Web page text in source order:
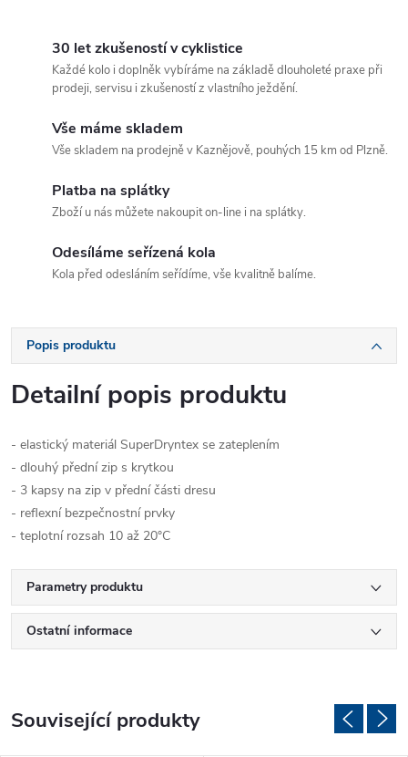
30 let zkušeností v cyklistice
Každé kolo i doplněk vybíráme na základě dlouholeté praxe při
prodeji, servisu i zkušeností z vlastního ježdění.
Vše máme skladem
Vše skladem na prodejně v Kaznějově, pouhých 15 km od Plzně.
Platba na splátky
Zboží u nás můžete nakoupit on-line i na splátky.
Odesíláme seřízená kola
Kola před odesláním seřídíme, vše kvalitně balíme.
Popis produktu
Detailní popis produktu
- elastický materiál SuperDryntex se zateplením
- dlouhý přední zip s krytkou
- 3 kapsy na zip v přední části dresu
- reflexní bezpečnostní prvky
- teplotní rozsah 10 až 20°C
Parametry produktu
Ostatní informace
Související produkty